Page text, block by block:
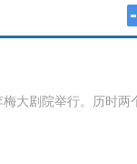
大剧院举行。历时两